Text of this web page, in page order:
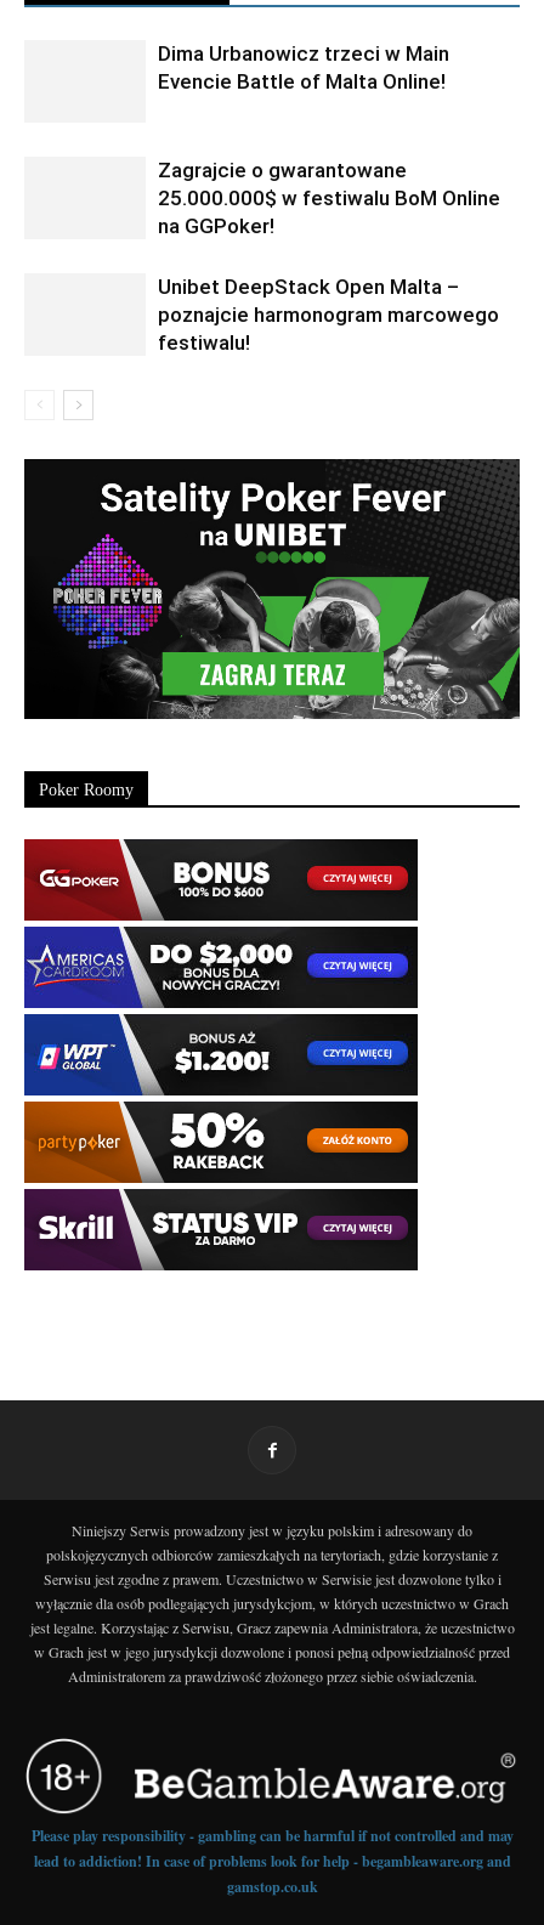
Dima Urbanowicz trzeci w Main
Evencie Battle of Malta Online!
Zagrajcie o gwarantowane
25.000.000$ w festiwalu BoM Online
na GGPoker!
Unibet DeepStack Open Malta –
poznajcie harmonogram marcowego
festiwalu!
Poker Roomy
Niniejszy Serwis prowadzony jest w języku polskim i adresowany do
polskojęzycznych odbiorców zamieszkałych na terytoriach, gdzie korzystanie z
Serwisu jest zgodne z prawem. Uczestnictwo w Serwisie jest dozwolone tylko i
wyłącznie dla osób podlegających jurysdykcjom, w których uczestnictwo w Grach
jest legalne. Korzystając z Serwisu, Gracz zapewnia Administratora, że uczestnictwo
w Grach jest w jego jurysdykcji dozwolone i ponosi pełną odpowiedzialność przed
Administratorem za prawdziwość złożonego przez siebie oświadczenia.
Please play responsibility - gambling can be harmful if not controlled and may
lead to addiction! In case of problems look for help - begambleaware.org and
gamstop.co.uk